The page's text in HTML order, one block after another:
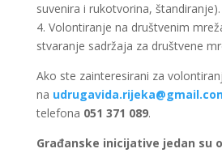
suvenira i rukotvorina, štandiranje).
4. Volontiranje na društvenim
stvaranje sadržaja za društvene
Ako ste zainteresirani za
na
telefona 051 371 089.
Građanske inicijative jedan su